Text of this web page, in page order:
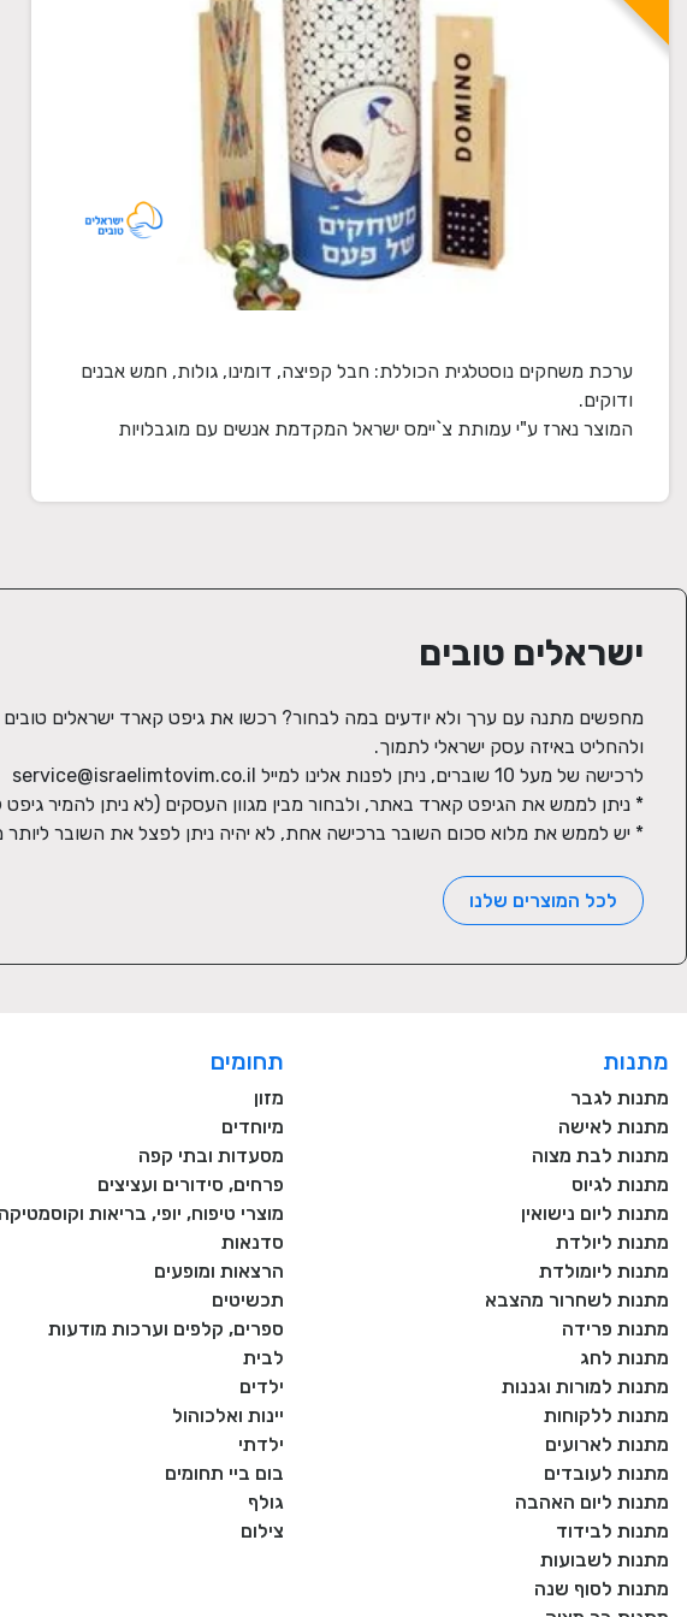
ערכת משחקים נוסטלגית הכוללת: חבל קפיצה, דומינו, גולות, חמש אבנים
המוצר נארז ע"י עמותת צ`יימס ישראל המקדמת אנשים עם מוגבלויות
ישראלים טובים
* יש לממש את מלוא סכום השובר ברכישה אחת, לא יהיה ניתן לפצל את השובר
לכל המוצרים שלנו
מתנות
מתנות לגבר
מתנות לאישה
מתנות לבת מצוה
מתנות לגיוס
מתנות ליום נישואין
מתנות ליולדת
מתנות ליומולדת
מתנות לשחרור מהצבא
מתנות פרידה
מתנות לחג
מתנות למורות וגננות
מתנות ללקוחות
מתנות לארועים
מתנות לעובדים
מתנות ליום האהבה
מתנות לבידוד
מתנות לשבועות
מתנות לסוף שנה
תחומים
מזון
מיוחדים
מסעדות ובתי קפה
פרחים, סידורים ועציצים
מוצרי טיפוח, יופי, בריאות וקוסמטיקה
סדנאות
הרצאות ומופעים
תכשיטים
ספרים, קלפים וערכות מודעות
לבית
ילדים
יינות ואלכוהול
ילדתי
בום ביי תחומים
גולף
צילום